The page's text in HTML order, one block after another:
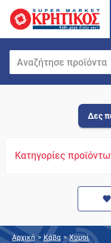
Δες
Κατηγορίες
Αρχική > Κάβα > Χυμοί